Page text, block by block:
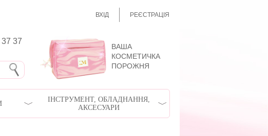
ВХІД РЕЄСТРАЦІЯ
37
ВАША
КОСМЕТИЧКА
ПОРОЖНЯ
ІНСТРУМЕНТ, ОБЛАДНАННЯ,
АКСЕСУАРИ